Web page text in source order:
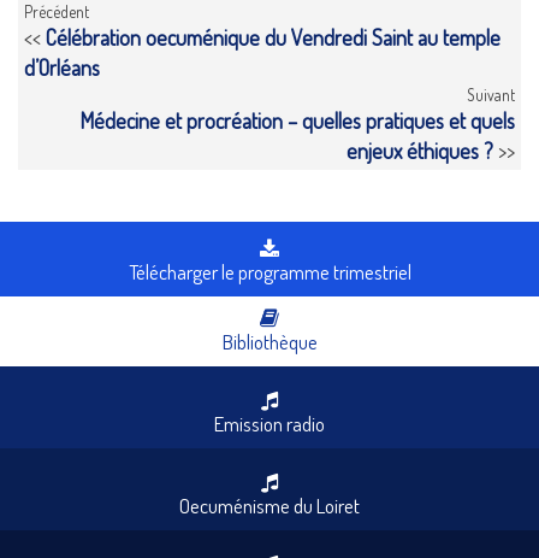
Précédent
<<Célébration oecuménique du Vendredi Saint au temple
d’Orléans
Suivant
Médecine et procréation – quelles pratiques et quels
enjeux éthiques ? >>
Télécharger le programme trimestriel
Bibliothèque
Emission radio
Oecuménisme du Loiret